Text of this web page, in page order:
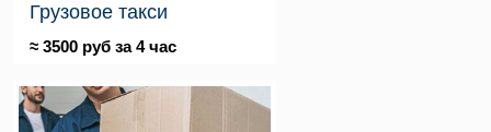
Грузовое такси
≈ 3500 руб за 4 час